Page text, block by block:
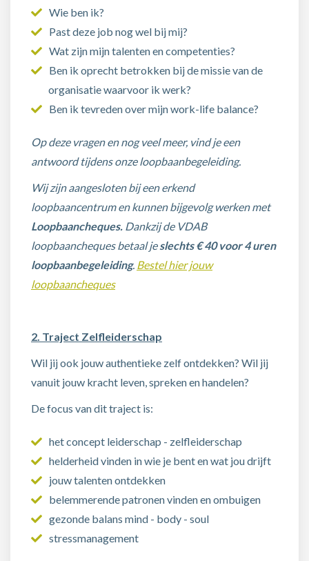
Wie ben ik?
Past deze job nog wel bij mij?
Wat zijn mijn talenten en competenties?
Ben ik oprecht betrokken bij de missie van de
organisatie waarvoor ik werk?
Ben ik tevreden over mijn work-life balance?
Op deze vragen en nog veel meer, vind je een
antwoord tijdens onze loopbaanbegeleiding.
Wij zijn aangesloten bij een erkend
loopbaancentrum en kunnen bijgevolg werken met
Loopbaancheques. Dankzij de VDAB
loopbaancheques betaal jeslechts € 40 voor 4 uren
loopbaanbegeleiding. Bestel hier jouw
loopbaancheques
2. Traject Zelfleiderschap
Wil jij ook jouw authentieke zelf ontdekken? Wil jij
vanuit jouw kracht leven, spreken en handelen?
De focus van dit traject is:
het concept leiderschap - zelfleiderschap
helderheid vinden in wie je bent en wat jou drijft
jouw talenten ontdekken
belemmerende patronen vinden en ombuigen
gezonde balans mind - body - soul
stressmanagement